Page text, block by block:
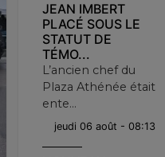
JEAN IMBERT
PLACÉ SOUS LE
STATUT DE
TÉMO...
L’ancien chef du
Plaza Athénée était
ente...
jeudi 06 août - 08:13